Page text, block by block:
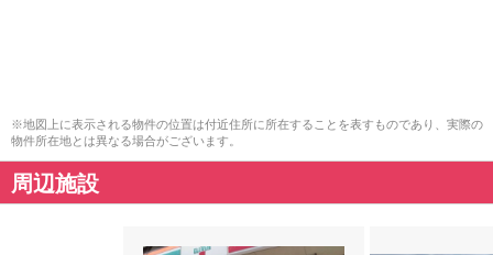
※地図上に表示される物件の位置は付近住所に所在することを表すものであり、実際の
物件所在地とは異なる場合がございます。
周辺施設